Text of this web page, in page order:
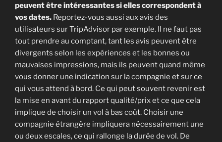
peuvent être intéressantes si elles correspondent à
vos dates. Reportez-vous aussi aux avis des
utilisateurs sur TripAdvisor par exemple. Il ne faut pas
tout prendre au comptant, tant les avis peuvent être
divergents selon les expériences et les bonnes ou
mauvaises impressions, mais ils peuvent quand même
vous donner une indication sur la compagnie et sur ce
qui vous attend à bord. Ce qui peut souvent revenir est
la mise en avant du rapport qualité/prix et ce que cela
implique de choisir un vol à bas coût. Choisir une
compagnie étrangère impliquera nécessairement une
ou deux escales, ce qui rallonge la durée de vol. De